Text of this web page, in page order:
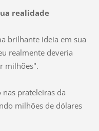
realidade
brilhante ideia em sua
realmente deveria
milhões".
prateleiras da
milhões de dólares